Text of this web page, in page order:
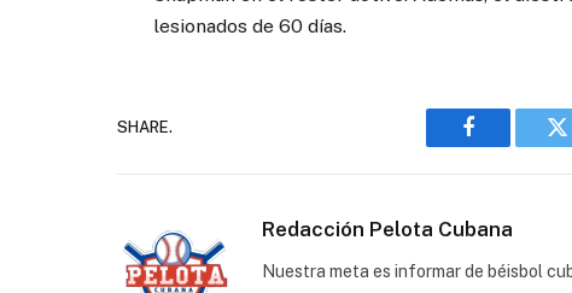
lesionados de 60 días.
SHARE.
Facebook
Redacción Pelota Cubana
Nuestra meta es informar de béisbol